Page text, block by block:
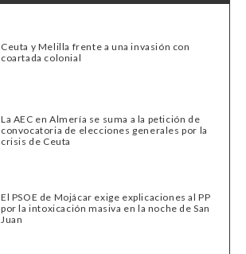
Ceuta y Melilla frente a una invasión con
coartada colonial
La AEC en Almería se suma a la petición de
convocatoria de elecciones generales por la
crisis de Ceuta
El PSOE de Mojácar exige explicaciones al PP
por la intoxicación masiva en la noche de San
Juan